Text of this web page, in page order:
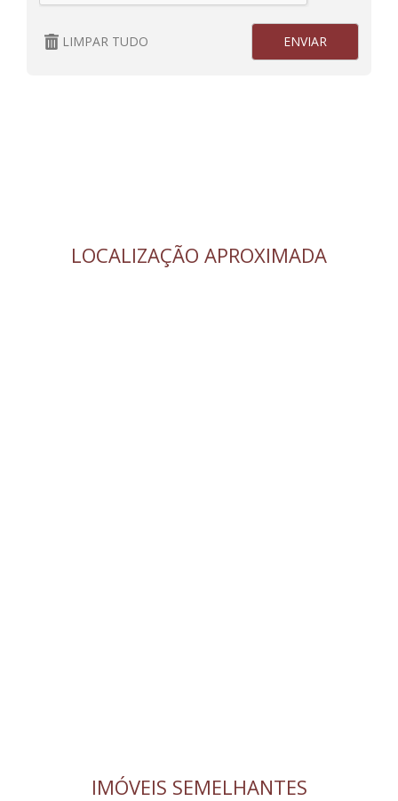
LIMPAR TUDO
LOCALIZAÇÃO APROXIMADA
IMÓVEIS SEMELHANTES